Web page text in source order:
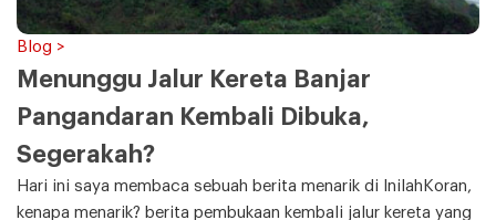
Blog >
Menunggu Jalur Kereta Banjar
Pangandaran Kembali Dibuka,
Segerakah?
Hari ini saya membaca sebuah berita menarik di InilahKoran,
kenapa menarik? berita pembukaan kembali jalur kereta yang